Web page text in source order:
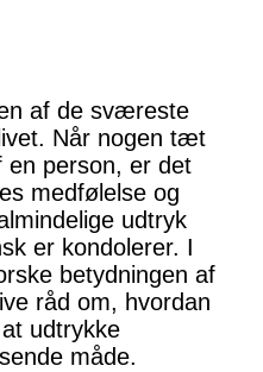
af de sværeste
Når nogen tæt
en person, er det
medfølelse og
udtryk
er kondolerer. I
betydningen af
råd om, hvordan
udtrykke
måde.